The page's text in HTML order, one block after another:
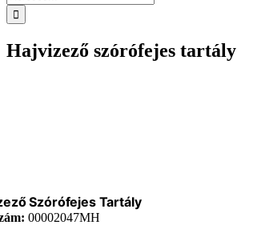
Hajvizező szórófejes tartály
Szórófejes Tartály
00002047MH